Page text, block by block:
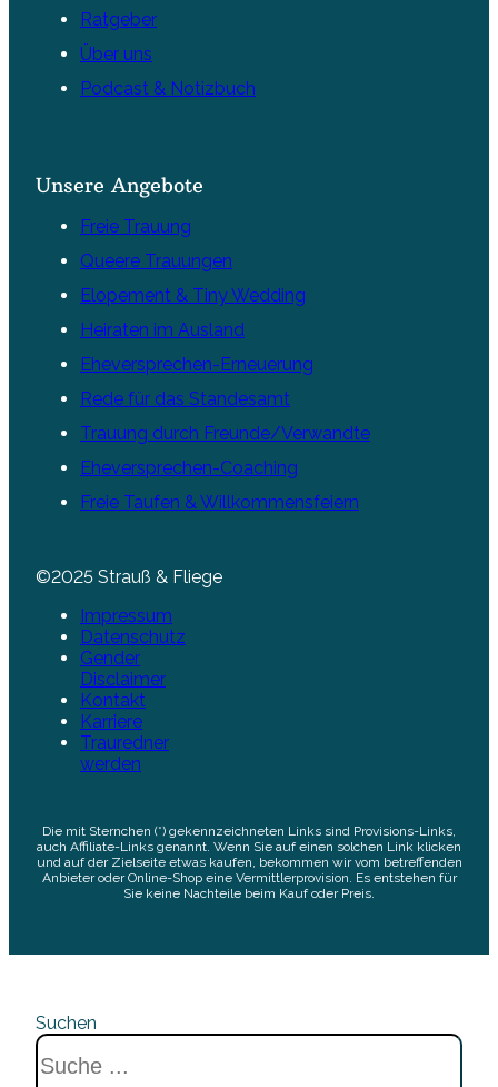
Ratgeber
Über uns
Podcast & Notizbuch
Unsere Angebote
Freie Trauung
Queere Trauungen
Elopement & Tiny Wedding
Heiraten im Ausland
Eheversprechen-Erneuerung
Rede für das Standesamt
Trauung durch Freunde/Verwandte
Eheversprechen-Coaching
Freie Taufen & Willkommensfeiern
©2025 Strauß & Fliege
Impressum
Datenschutz
Gender
Disclaimer
Kontakt
Karriere
Trauredner
werden
Die mit Sternchen (*) gekennzeichneten Links sind Provisions-Links,
auch Affiliate-Links genannt. Wenn Sie auf einen solchen Link klicken
und auf der Zielseite etwas kaufen, bekommen wir vom betreffenden
Anbieter oder Online-Shop eine Vermittlerprovision. Es entstehen für
Sie keine Nachteile beim Kauf oder Preis.
Suchen